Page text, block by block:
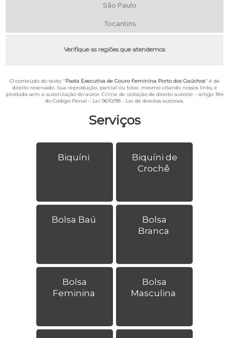
Serviços
Biquíni
Biquíni de
Crochê
Bolsa Baú
Bolsa
Branca
Bolsa
Feminina
Bolsa
Masculina
São Paulo
Tocantins
Verifique as regiões que atendemos
O conteúdo do texto "Pasta Executiva de Couro Feminina Porto dos Gaúchos" é de
direito reservado. Sua reprodução, parcial ou total, mesmo citando nossos links, é
proibida sem a autorização do autor. Crime de violação de direito autoral – artigo 184
do Código Penal – Lei 9610/98 - Lei de direitos autorais.